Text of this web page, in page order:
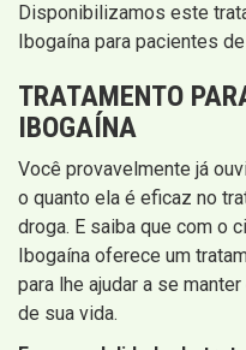
Disponibilizamos este
Ibogaína para pacientes
TRATAMENTO
IBOGAÍNA
Você provavelmente já
o quanto ela é eficaz no
droga. E saiba que com o
Ibogaína oferece um
para lhe ajudar a se
de sua vida.